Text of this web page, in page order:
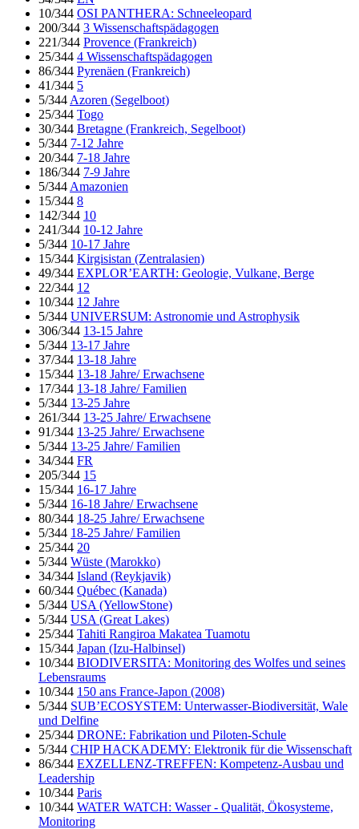
10/344 OSI PANTHERA: Schneeleopard
200/344 3 Wissenschaftspädagogen
221/344 Provence (Frankreich)
25/344 4 Wissenschaftspädagogen
86/344 Pyrenäen (Frankreich)
41/344 5
5/344 Azoren (Segelboot)
25/344 Togo
30/344 Bretagne (Frankreich, Segelboot)
5/344 7-12 Jahre
20/344 7-18 Jahre
186/344 7-9 Jahre
5/344 Amazonien
15/344 8
142/344 10
241/344 10-12 Jahre
5/344 10-17 Jahre
15/344 Kirgisistan (Zentralasien)
49/344 EXPLOR’EARTH: Geologie, Vulkane, Berge
22/344 12
10/344 12 Jahre
5/344 UNIVERSUM: Astronomie und Astrophysik
306/344 13-15 Jahre
5/344 13-17 Jahre
37/344 13-18 Jahre
15/344 13-18 Jahre/ Erwachsene
17/344 13-18 Jahre/ Familien
5/344 13-25 Jahre
261/344 13-25 Jahre/ Erwachsene
91/344 13-25 Jahre/ Erwachsene
5/344 13-25 Jahre/ Familien
34/344 FR
205/344 15
15/344 16-17 Jahre
5/344 16-18 Jahre/ Erwachsene
80/344 18-25 Jahre/ Erwachsene
5/344 18-25 Jahre/ Familien
25/344 20
5/344 Wüste (Marokko)
34/344 Island (Reykjavik)
60/344 Québec (Kanada)
5/344 USA (YellowStone)
5/344 USA (Great Lakes)
25/344 Tahiti Rangiroa Makatea Tuamotu
15/344 Japan (Izu-Halbinsel)
10/344 BIODIVERSITA: Monitoring des Wolfes und seines
Lebensraums
10/344 150 ans France-Japon (2008)
5/344 SUB’ECOSYSTEM: Unterwasser-Biodiversität, Wale
und Delfine
25/344 DRONE: Fabrikation und Piloten-Schule
5/344 CHIP HACKADEMY: Elektronik für die Wissenschaft
86/344 EXZELLENZ-TREFFEN: Kompetenz-Ausbau und
Leadership
10/344 Paris
10/344 WATER WATCH: Wasser - Qualität, Ökosysteme,
Monitoring